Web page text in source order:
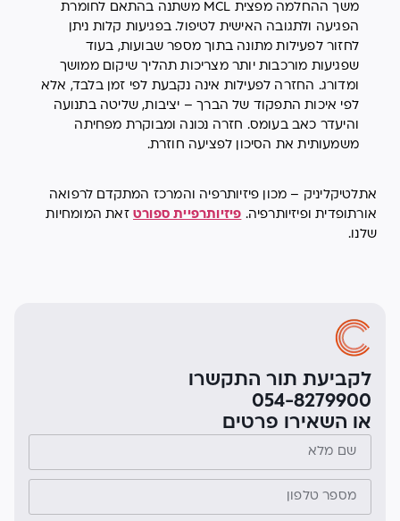
משך ההחלמה מפצית MCL משתנה בהתאם לחומרת
הפגיעה ולתגובה האישית לטיפול. בפגיעות קלות ניתן
לחזור לפעילות מתונה בתוך מספר שבועות, בעוד
שפגיעות מורכבות יותר מצריכות תהליך שיקום ממושך
ומדורג. החזרה לפעילות אינה נקבעת לפי זמן בלבד, אלא
לפי איכות התפקוד של הברך – יציבות, שליטה בתנועה
והיעדר כאב בעומס. חזרה נכונה ומבוקרת מפחיתה
משמעותית את הסיכון לפציעה חוזרת.
אתלטיקליניק – מכון פיזיותרפיה והמרכז המתקדם לרפואה
אורתופדית ופיזיותרפיה. פיזיותרפיית ספורט זאת המומחיות
שלנו.
לקביעת תור התקשרו
054-8279900
או השאירו פרטים